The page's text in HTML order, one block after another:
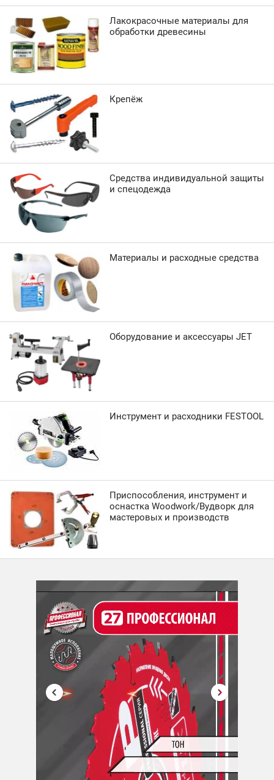
Лакокрасочные материалы для
обработки древесины
Крепёж
Средства индивидуальной защиты
и спецодежда
Материалы и расходные средства
Оборудование и аксессуары JET
Инструмент и расходники FESTOOL
Приспособления, инструмент и
оснастка Woodwork/Вудворк для
мастеровых и производств